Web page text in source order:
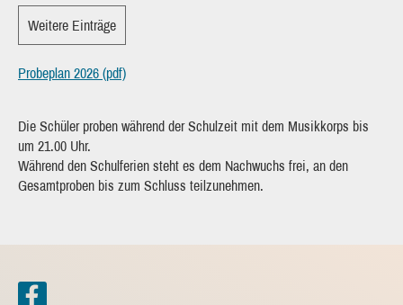
Weitere Einträge
Probeplan 2026 (pdf)
Die Schüler proben während der Schulzeit mit dem Musikkorps bis
um 21.00 Uhr.
Während den Schulferien steht es dem Nachwuchs frei, an den
Gesamtproben bis zum Schluss teilzunehmen.